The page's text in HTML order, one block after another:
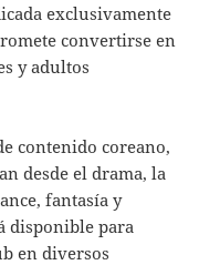
exclusivamente
convertirse en
y adultos
contenido coreano,
desde el drama, la
fantasía y
disponible para
en diversos